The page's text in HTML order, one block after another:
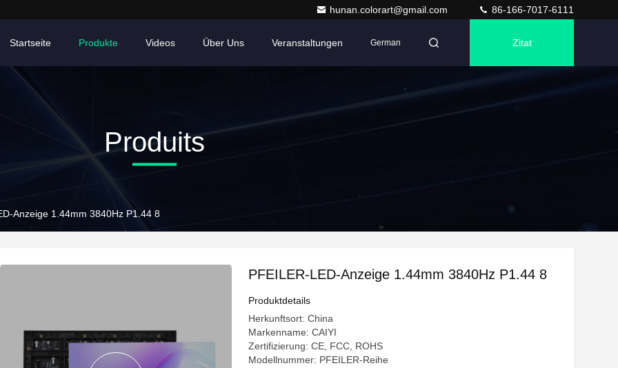
hunan.colorart@gmail.com 86-166-7017-6111
Startseite Produkte Videos Über Uns Veranstaltungen German Zitat
Produits
Anzeige 1.44mm 3840Hz P1.44 8
PFEILER-LED-Anzeige 1.44mm 3840Hz P1.44 8
Produktdetails
Herkunftsort: China
Markenname: CAIYI
Zertifizierung: CE, FCC, ROHS
Modellnummer: PFEILER-Reihe